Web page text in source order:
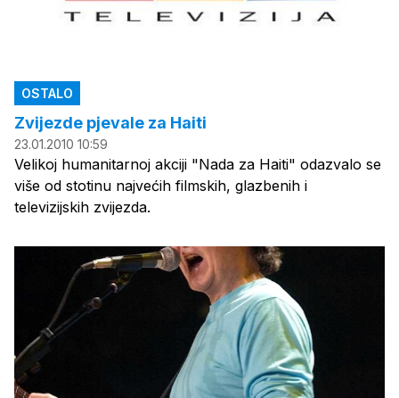
OSTALO
Zvijezde pjevale za Haiti
23.01.2010 10:59
Velikoj humanitarnoj akciji "Nada za Haiti" odazvalo se
više od stotinu najvećih filmskih, glazbenih i
televizijskih zvijezda.